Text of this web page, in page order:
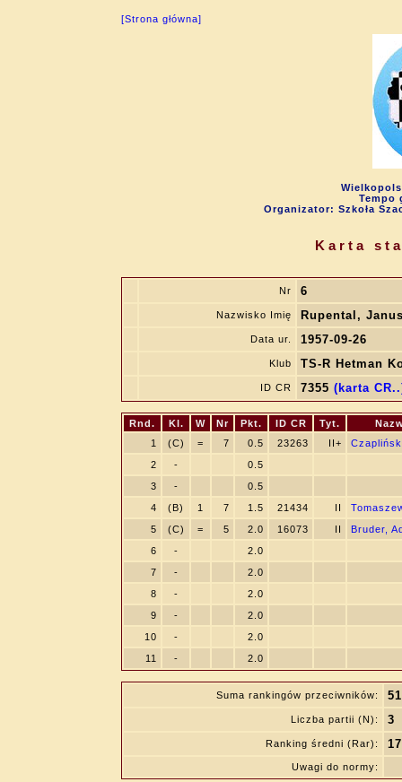
[Strona główna]
Tempo
Organizator: Szkoła
Karta
Nr 6
Nazwisko Imię Rupental,
Data ur. 1957-09-26
Klub TS-R Hetman
ID CR 7355 (karta
Rnd. Kl. W Nr Pkt. ID CR Tyt.
1
(C) = 7 0.5 23263 II+
2
-
0.5
3
-
0.5
4
(B) 1 7 1.5 21434 II
5
(C) = 5 2.0 16073 II
Bruder,
6
-
2.0
7
-
2.0
8
-
2.0
9
-
2.0
10
-
2.0
11
- 2.0
Suma rankingów przeciwników:
Liczba partii (N): 3
Ranking średni (Rar):
Uwagi do normy: